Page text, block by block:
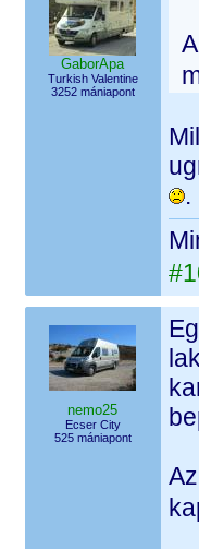
GaborApa
Turkish Valentine
3252 mániapont
.
nemo25
Ecser City
525 mániapont